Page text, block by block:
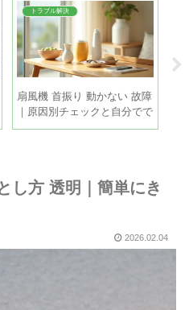
トラブル解決
扇風機 首振り 動かない 故障
｜原因別チェックと自分でで
きる直し方
し方 透明｜簡単にき
2026.02.04